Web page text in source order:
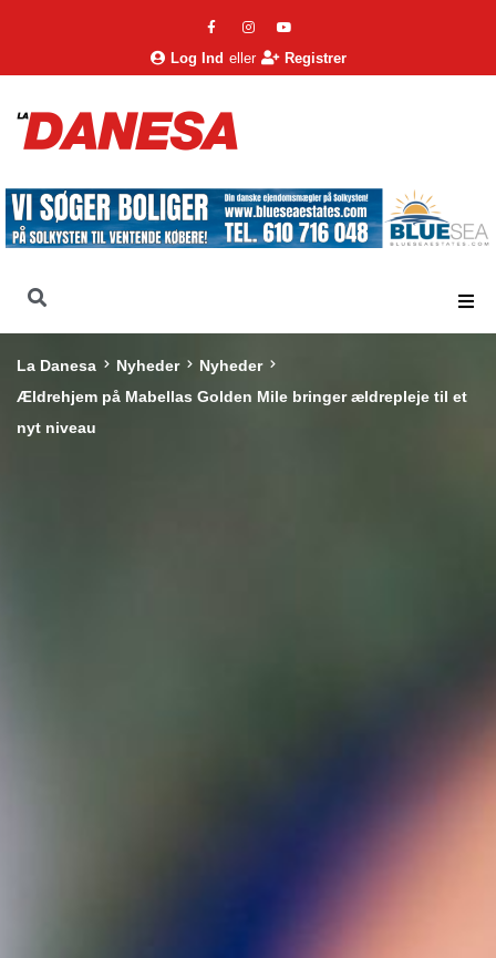
Log Ind eller Registrer
La Danesa Nyheder
Nyheder
Ældrehjem på Mabellas Golden Mile bringer ældrepleje til et
nyt niveau